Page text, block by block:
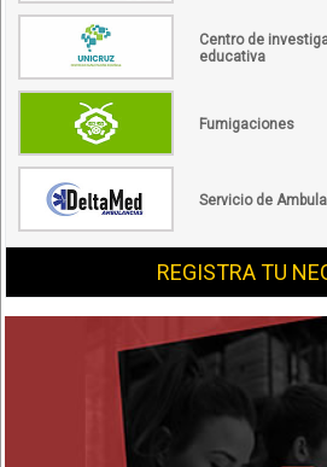
Centro de
educativa
Fumigaciones
Servicio de
REGISTRA TU